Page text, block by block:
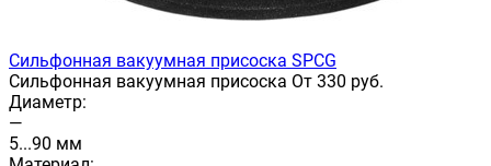
Сильфонная вакуумная присоска SPCG
Сильфонная вакуумная присоска От 330 руб.
Диаметр:
—
5...90 мм